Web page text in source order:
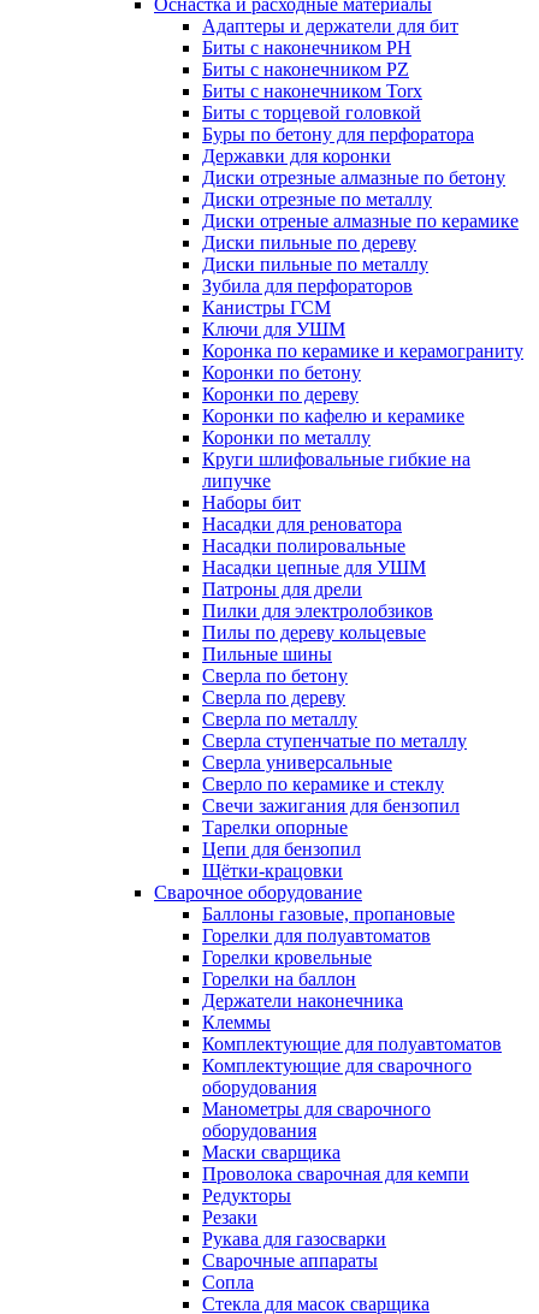
Оснастка и расходные материалы
Адаптеры и держатели для бит
Биты с наконечником PH
Биты с наконечником PZ
Биты с наконечником Torx
Биты с торцевой головкой
Буры по бетону для перфоратора
Державки для коронки
Диски отрезные алмазные по бетону
Диски отрезные по металлу
Диски отреные алмазные по керамике
Диски пильные по дереву
Диски пильные по металлу
Зубила для перфораторов
Канистры ГСМ
Ключи для УШМ
Коронка по керамике и керамограниту
Коронки по бетону
Коронки по дереву
Коронки по кафелю и керамике
Коронки по металлу
Круги шлифовальные гибкие на
липучке
Наборы бит
Насадки для реноватора
Насадки полировальные
Насадки цепные для УШМ
Патроны для дрели
Пилки для электролобзиков
Пилы по дереву кольцевые
Пильные шины
Сверла по бетону
Сверла по дереву
Сверла по металлу
Сверла ступенчатые по металлу
Сверла универсальные
Сверло по керамике и стеклу
Свечи зажигания для бензопил
Тарелки опорные
Цепи для бензопил
Щётки-крацовки
Сварочное оборудование
Баллоны газовые, пропановые
Горелки для полуавтоматов
Горелки кровельные
Горелки на баллон
Держатели наконечника
Клеммы
Комплектующие для полуавтоматов
Комплектующие для сварочного
оборудования
Манометры для сварочного
оборудования
Маски сварщика
Проволока сварочная для кемпи
Редукторы
Резаки
Рукава для газосварки
Сварочные аппараты
Сопла
Стекла для масок сварщика